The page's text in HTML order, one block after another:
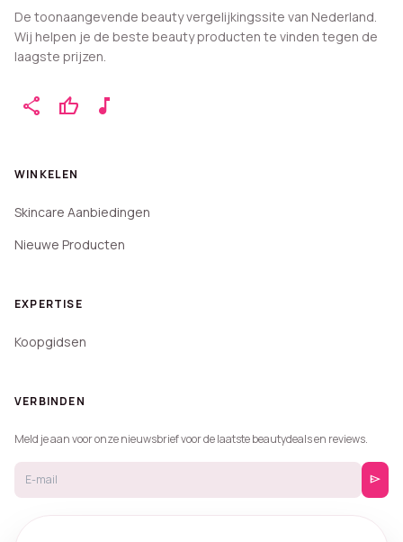
De toonaangevende beauty vergelijkingssite van Nederland.
Wij helpen je de beste beauty producten te vinden tegen de
laagste prijzen.
share thumb_up music_note
WINKELEN
Skincare Aanbiedingen
Nieuwe Producten
EXPERTISE
Koopgidsen
VERBINDEN
Meld je aan voor onze nieuwsbrief voor de laatste beautydeals en reviews.
send